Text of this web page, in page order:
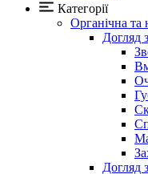
Категорії
Органічна та
Догляд
Догляд